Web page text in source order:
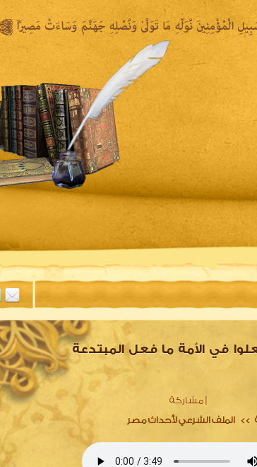
المكتبة الصوتية المكتبة المرئية
في الأمة ما فعل المبتدعة
مشاركة
>> الملف الشرعي لأحداث مصر